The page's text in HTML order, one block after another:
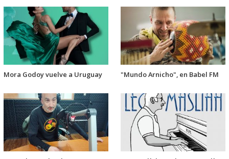
Mora Godoy vuelve a Uruguay "Mundo Arnicho", en Babel FM